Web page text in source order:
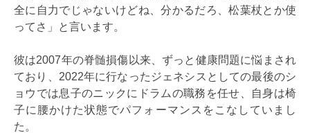
全に自力でじゃないけどね、分かるだろ、松葉杖とか使
ってさ」と言います。
彼は2007年の脊髄損傷以来、ずっと健康問題に悩まされ
ており、2022年に行なったジェネシスとしての最後のシ
ョウでは息子のニックにドラムの職務を任せ、自身は椅
子に腰かけた状態でパフォーマンスをこなしていまし
た。